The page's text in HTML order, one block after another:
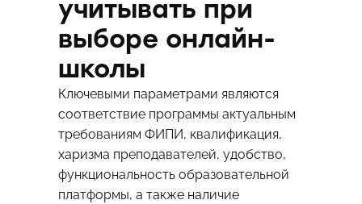
учитывать при
выборе онлайн-
школы
Ключевыми параметрами являются
соответствие программы актуальным
требованиям ФИПИ, квалификация,
харизма преподавателей, удобство,
функциональность образовательной
платформы, а также наличие